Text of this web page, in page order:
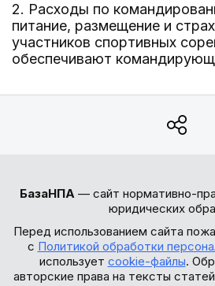
2. Расходы по
питание, размещение и
участников спортивных
обеспечивают
БазаНПА — сайт нормативно-
юридических
Перед использованием сайта
с Политикой обработки
использует cookie-файлы.
авторские права на тексты